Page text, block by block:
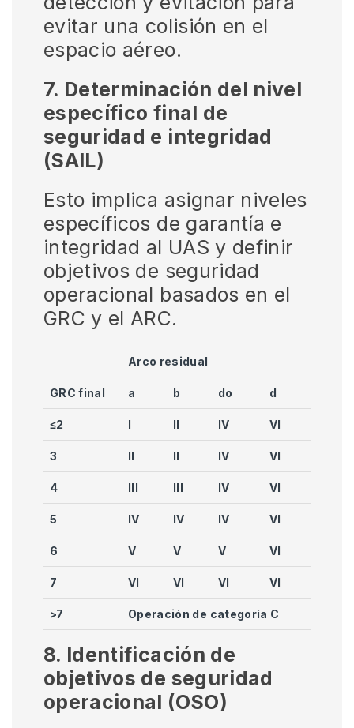
evitar una colisión en el
espacio aéreo.
7. Determinación del nivel
específico final de
seguridad e integridad
(SAIL)
Esto implica asignar niveles
específicos de garantía e
integridad al UAS y definir
objetivos de seguridad
operacional basados ​​en el
GRC y el ARC.
Arco residual
GRC final a b do d
≤2 I II IV VI
3 II II IV VI
4 III III IV VI
5 IV IV IV VI
6 V V V VI
7 VI VI VI VI
>7 Operación de categoría C
8. Identificación de
objetivos de seguridad
operacional (OSO)